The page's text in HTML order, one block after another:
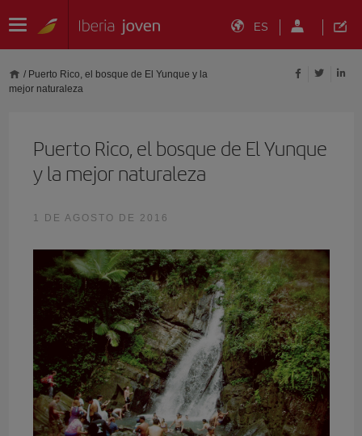
ES
/ Puerto Rico, el bosque de El Yunque y la
mejor naturaleza
Puerto Rico, el bosque de El Yunque
y la mejor naturaleza
1 DE AGOSTO DE 2016